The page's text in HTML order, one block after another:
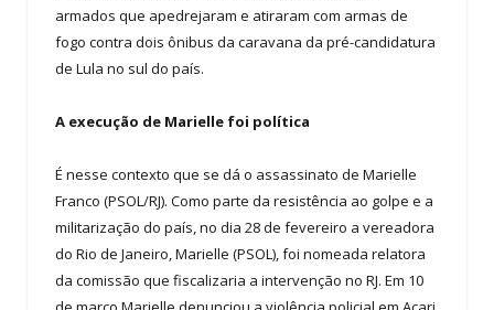
armados que apedrejaram e atiraram com armas de
fogo contra dois ônibus da caravana da pré-candidatura
de Lula no sul do país.
A execução de Marielle foi política
É nesse contexto que se dá o assassinato de Marielle
Franco (PSOL/RJ). Como parte da resistência ao golpe e a
militarização do país, no dia 28 de fevereiro a vereadora
do Rio de Janeiro, Marielle (PSOL), foi nomeada relatora
da comissão que fiscalizaria a intervenção no RJ. Em 10